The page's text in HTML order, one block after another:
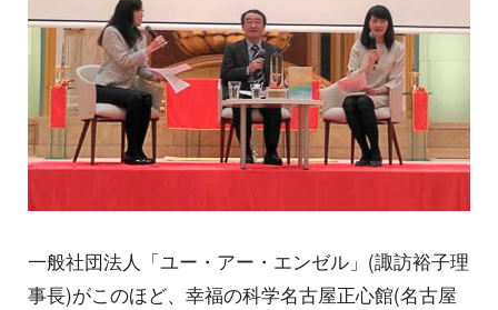
一般社団法人「ユー・アー・エンゼル」(諏訪裕子理
事長)がこのほど、幸福の科学名古屋正心館(名古屋